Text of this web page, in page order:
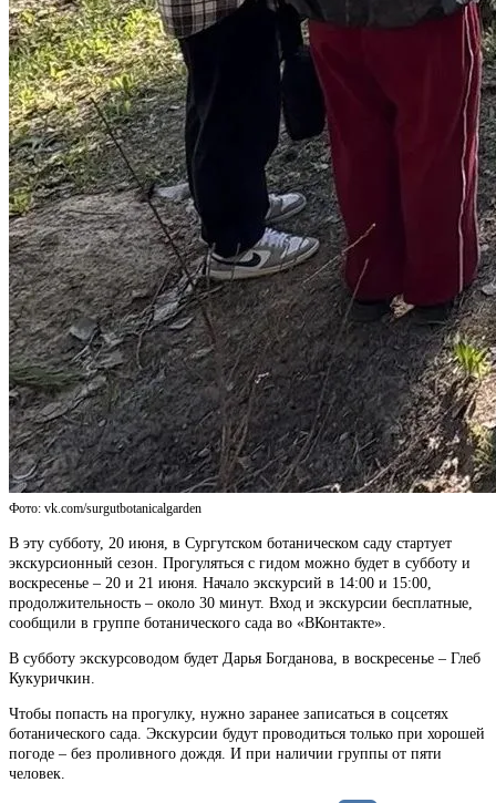
Фото: vk.com/surgutbotanicalgarden
В эту субботу, 20 июня, в Сургутском ботаническом саду стартует
экскурсионный сезон. Прогуляться с гидом можно будет в субботу и
воскресенье – 20 и 21 июня. Начало экскурсий в 14:00 и 15:00,
продолжительность – около 30 минут. Вход и экскурсии бесплатные,
сообщили в группе ботанического сада во «ВКонтакте».
В субботу экскурсоводом будет Дарья Богданова, в воскресенье – Глеб
Кукуричкин.
Чтобы попасть на прогулку, нужно заранее записаться в соцсетях
ботанического сада. Экскурсии будут проводиться только при хорошей
погоде – без проливного дождя. И при наличии группы от пяти
человек.